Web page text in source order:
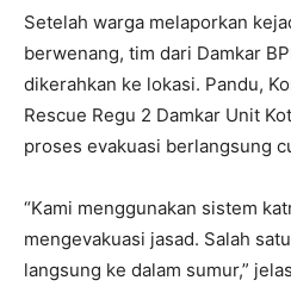
Setelah warga melaporkan
berwenang, tim dari Damkar
dikerahkan ke lokasi. Pandu,
Rescue Regu 2 Damkar Unit
proses evakuasi berlangsung
“Kami menggunakan sistem
mengevakuasi jasad. Salah
langsung ke dalam sumur,”